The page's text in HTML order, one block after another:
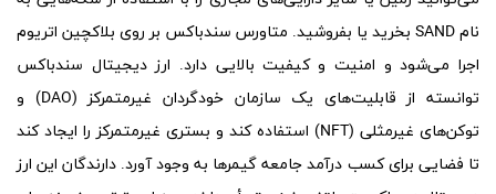
نام SAND بخرید یا بفروشید. متاورس سندباکس بر روی بلاکچین اتریوم
اجرا می‌شود و امنیت و کیفیت بالایی دارد. ارز دیجیتال سندباکس
توانسته از قابلیت‌های یک سازمان خودگردان غیرمتمرکز (DAO) و
توکن‌های غیر‌مثلی (NFT) استفاده کند و بستری غیرمتمرکز را ایجاد کند
تا فضایی برای کسب درآمد جامعه گیمرها به وجود آورد. دارندگان این ارز